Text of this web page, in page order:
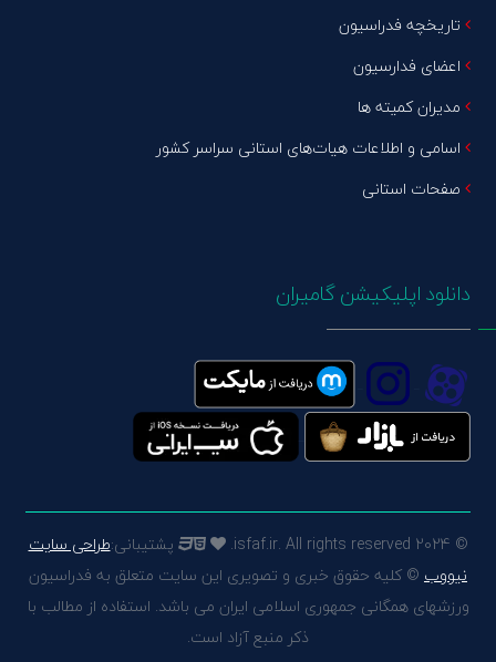
تاریخچه فدراسیون
اعضای فدارسیون
مدیران کمیته ها
اسامی و اطلاعات هیات‌های استانی سراسر کشور
صفحات استانی
دانلود اپلیکیشن گامیران
© 2024 isfaf.ir. All rights reserved. پشتیبانی:طراحی سایت
نیووب © کلیه حقوق خبری و تصویری این سایت متعلق به فدراسیون
ورزشهای همگانی جمهوری اسلامی ایران می باشد. استفاده از مطالب با
ذکر منبع آزاد است.